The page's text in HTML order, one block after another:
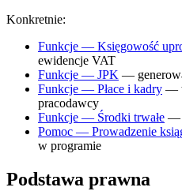
Konkretnie:
Funkcje — Księgowość
ewidencje VAT
Funkcje — JPK —
Funkcje — Płace i kadry —
pracodawcy
Funkcje — Środki trwałe —
Pomoc — Prowadzenie
w programie
Podstawa prawna